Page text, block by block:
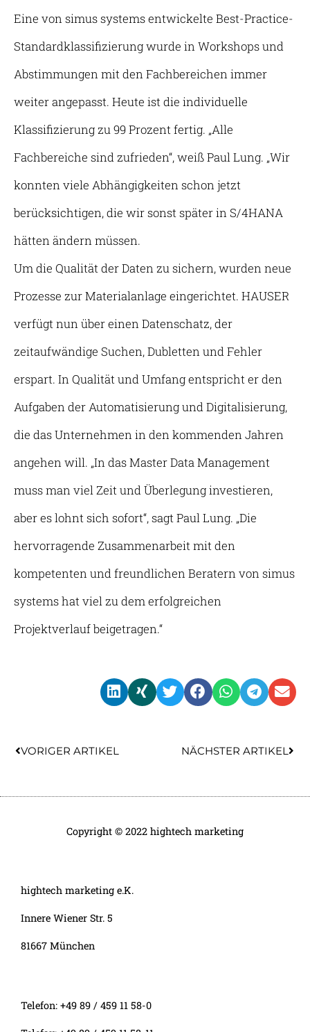
Eine von simus systems entwickelte Best-Practice-
Standardklassifizierung wurde in Workshops und
Abstimmungen mit den Fachbereichen immer
weiter angepasst. Heute ist die individuelle
Klassifizierung zu 99 Prozent fertig. „Alle
Fachbereiche sind zufrieden“, weiß Paul Lung. „Wir
konnten viele Abhängigkeiten schon jetzt
berücksichtigen, die wir sonst später in S/4HANA
hätten ändern müssen.
Um die Qualität der Daten zu sichern, wurden neue
Prozesse zur Materialanlage eingerichtet. HAUSER
verfügt nun über einen Datenschatz, der
zeitaufwändige Suchen, Dubletten und Fehler
erspart. In Qualität und Umfang entspricht er den
Aufgaben der Automatisierung und Digitalisierung,
die das Unternehmen in den kommenden Jahren
angehen will. „In das Master Data Management
muss man viel Zeit und Überlegung investieren,
aber es lohnt sich sofort“, sagt Paul Lung. „Die
hervorragende Zusammenarbeit mit den
kompetenten und freundlichen Beratern von simus
systems hat viel zu dem erfolgreichen
Projektverlauf beigetragen.“
VORIGER ARTIKEL NÄCHSTER ARTIKEL
Copyright © 2022 hightech marketing
hightech marketing e.K.
Innere Wiener Str. 5
81667 München
Telefon: +49 89 / 459 11 58-0